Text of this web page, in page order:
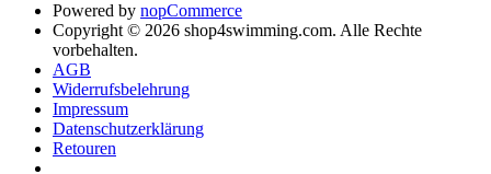
Powered by nopCommerce
Copyright © 2026 shop4swimming.com. Alle Rechte
vorbehalten.
AGB
Widerrufsbelehrung
Impressum
Datenschutzerklärung
Retouren